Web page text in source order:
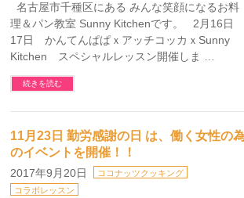
名古屋市千種区にある みんな笑顔になるお料
理＆パン教室 Sunny Kitchenです。 2月16日
17日 かんてんぱぱｘアッチコッカｘSunny
Kitchen スペシャルレッスン開催しま …
続きを読む
11月23日 勤労感謝の日 は、働く女性の
のイベントを開催！！
2017年9月20日
ココナッツクッキング
コラボレッスン